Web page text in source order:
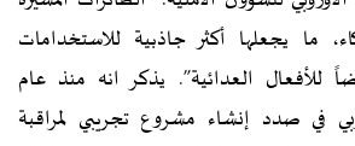
ما يجعلها أكثر جاذبية للاستخدامات
للأفعال العدائية”. يذكر انه منذ عام
في صدد إنشاء مشروع تجريبي لمراقبة